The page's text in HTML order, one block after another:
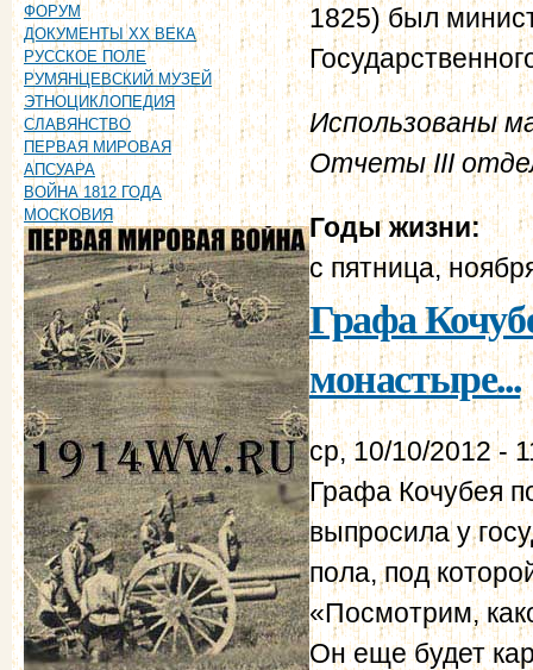
ФОРУМ
ДОКУМЕНТЫ XX ВЕКА
РУССКОЕ ПОЛЕ
РУМЯНЦЕВСКИЙ МУЗЕЙ
ЭТНОЦИКЛОПЕДИЯ
СЛАВЯНСТВО
ПЕРВАЯ МИРОВАЯ
АПСУАРА
ВОЙНА 1812 ГОДА
МОСКОВИЯ
1825) был
Использованы
Отчеты III
Годы жизни:
с пятница,
Графа
монастыре...
ср, 10/10/2012 -
Графа Кочубея
выпросила у
пола, под
«Посмотрим,
Он еще будет